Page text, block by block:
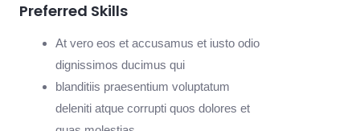
Preferred Skills
At vero eos et accusamus et iusto odio
dignissimos ducimus qui
blanditiis praesentium voluptatum
deleniti atque corrupti quos dolores et